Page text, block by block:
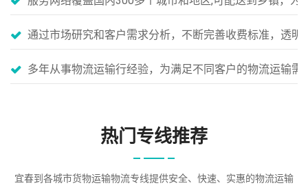
通过市场研究和客户需求分析，不断完善收费标准，透明
多年从事物流运输行经验，为满足不同客户的物流运输
热门专线推荐
宜春到各城市货物运输物流专线提供安全、快速、实惠的物流运输